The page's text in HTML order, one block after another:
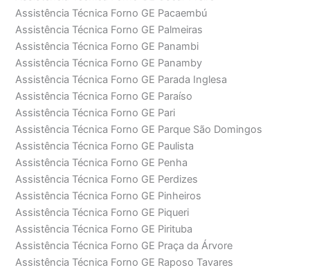
Assistência Técnica Forno GE Pacaembú
Assistência Técnica Forno GE Palmeiras
Assistência Técnica Forno GE Panambi
Assistência Técnica Forno GE Panamby
Assistência Técnica Forno GE Parada Inglesa
Assistência Técnica Forno GE Paraíso
Assistência Técnica Forno GE Pari
Assistência Técnica Forno GE Parque São Domingos
Assistência Técnica Forno GE Paulista
Assistência Técnica Forno GE Penha
Assistência Técnica Forno GE Perdizes
Assistência Técnica Forno GE Pinheiros
Assistência Técnica Forno GE Piqueri
Assistência Técnica Forno GE Pirituba
Assistência Técnica Forno GE Praça da Árvore
Assistência Técnica Forno GE Raposo Tavares